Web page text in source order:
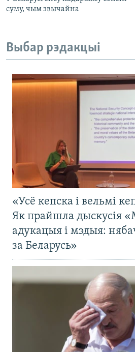
суму, чым звычайна
Выбар рэдакцыі
«Усё кепска і вельмі
Як прайшла дыскусія
адукацыя і мэдыя:
за Беларусь»